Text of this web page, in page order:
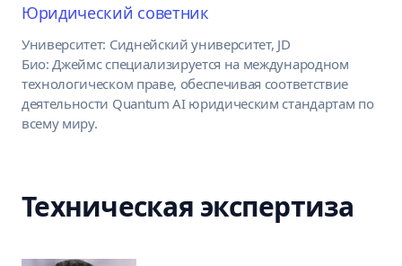
Юридический советник
Университет: Сиднейский университет, JD
Био: Джеймс специализируется на международном
технологическом праве, обеспечивая соответствие
деятельности Quantum AI юридическим стандартам по
всему миру.
Техническая экспертиза